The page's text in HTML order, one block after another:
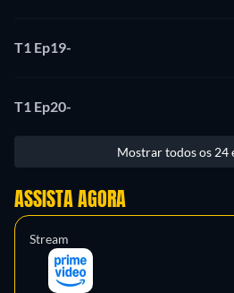
T1 Ep19-
T1 Ep20-
Mostrar todos os 24
ASSISTA AGORA
Stream